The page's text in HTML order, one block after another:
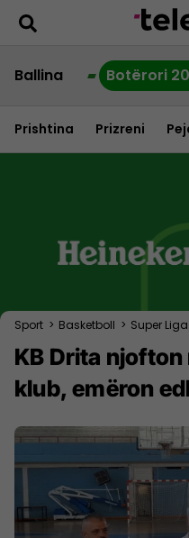
Ballina Botërori
Prishtina Prizreni
Sport > Basketboll > Super Liga
KB Drita
klub, emëron